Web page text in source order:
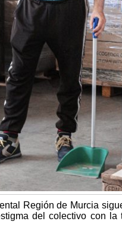
Región de Murcia
del colectivo con